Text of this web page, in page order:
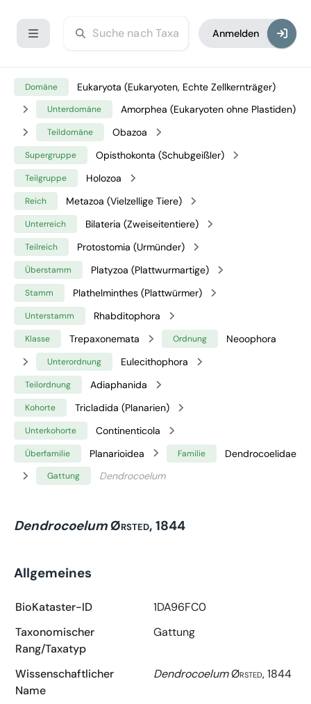
Anmelden
Domäne Eukaryota (Eukaryoten, Echte Zellkernträger)
Unterdomäne Amorphea (Eukaryoten ohne Plastiden)
Teildomäne Obazoa
Supergruppe Opisthokonta (Schubgeißler)
Teilgruppe Holozoa
Reich Metazoa (Vielzellige Tiere)
Unterreich Bilateria (Zweiseitentiere)
Teilreich Protostomia (Urmünder)
Überstamm Platyzoa (Plattwurmartige)
Stamm Plathelminthes (Plattwürmer)
Unterstamm Rhabditophora
Klasse Trepaxonemata Ordnung Neoophora
Unterordnung Eulecithophora
Teilordnung Adiaphanida
Kohorte Tricladida (Planarien)
Unterkohorte Continenticola
Überfamilie Planarioidea Familie Dendrocoelidae
Gattung Dendrocoelum
DendrocoelumØrsted, 1844
Allgemeines
BioKataster-ID
1DA96FC0
Taxonomischer
Rang/Taxatyp
Gattung
Wissenschaftlicher
Name
DendrocoelumØrsted, 1844